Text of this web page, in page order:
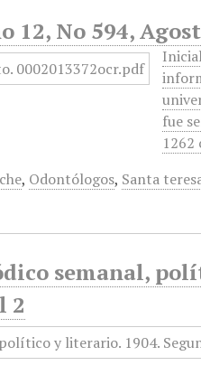
No 594,
fue
1262
, Odontólogos, Santa
semanal,
2